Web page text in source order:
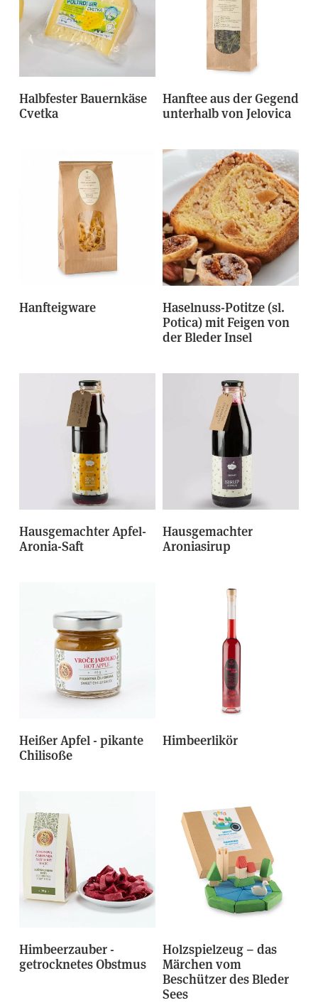
Halbfester Bauernkäse
Cvetka
Hanftee aus der Gegend
unterhalb von Jelovica
Hanfteigware
Haselnuss-Potitze (sl.
Potica) mit Feigen von
der Bleder Insel
Hausgemachter Apfel-
Aronia-Saft
Hausgemachter
Aroniasirup
Heißer Apfel - pikante
Chilisoße
Himbeerlikör
Himbeerzauber -
getrocknetes Obstmus
Holzspielzeug – das
Märchen vom
Beschützer des Bleder
Sees